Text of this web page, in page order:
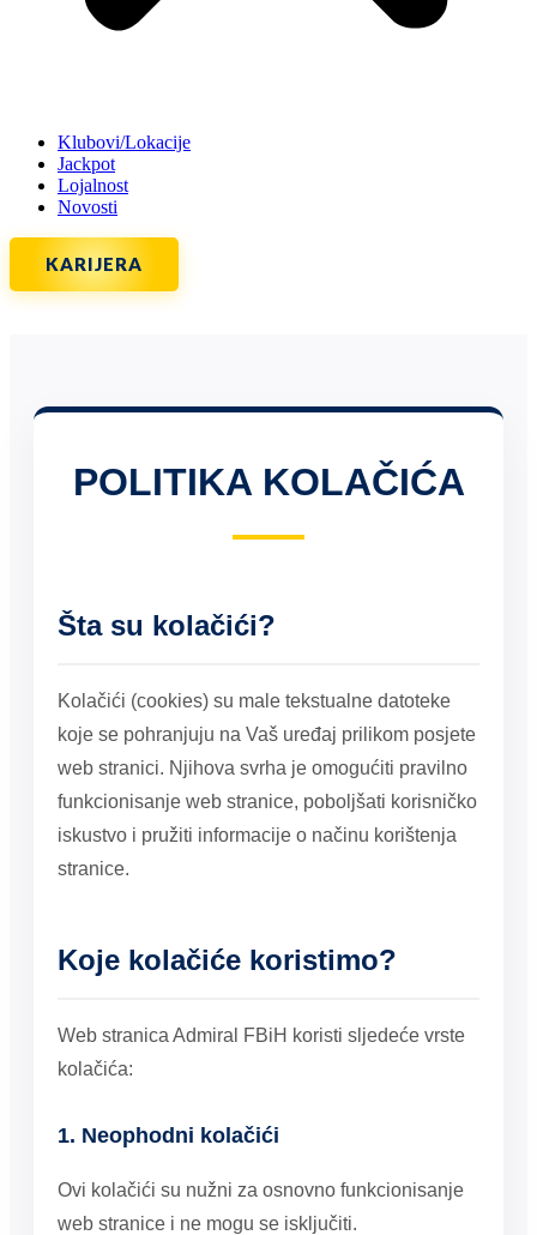
Klubovi/Lokacije
Jackpot
Lojalnost
Novosti
KARIJERA
POLITIKA KOLAČIĆA
Šta su kolačići?
Kolačići (cookies) su male tekstualne datoteke
koje se pohranjuju na Vaš uređaj prilikom posjete
web stranici. Njihova svrha je omogućiti pravilno
funkcionisanje web stranice, poboljšati korisničko
iskustvo i pružiti informacije o načinu korištenja
stranice.
Koje kolačiće koristimo?
Web stranica Admiral FBiH koristi sljedeće vrste
kolačića:
1. Neophodni kolačići
Ovi kolačići su nužni za osnovno funkcionisanje
web stranice i ne mogu se isključiti.